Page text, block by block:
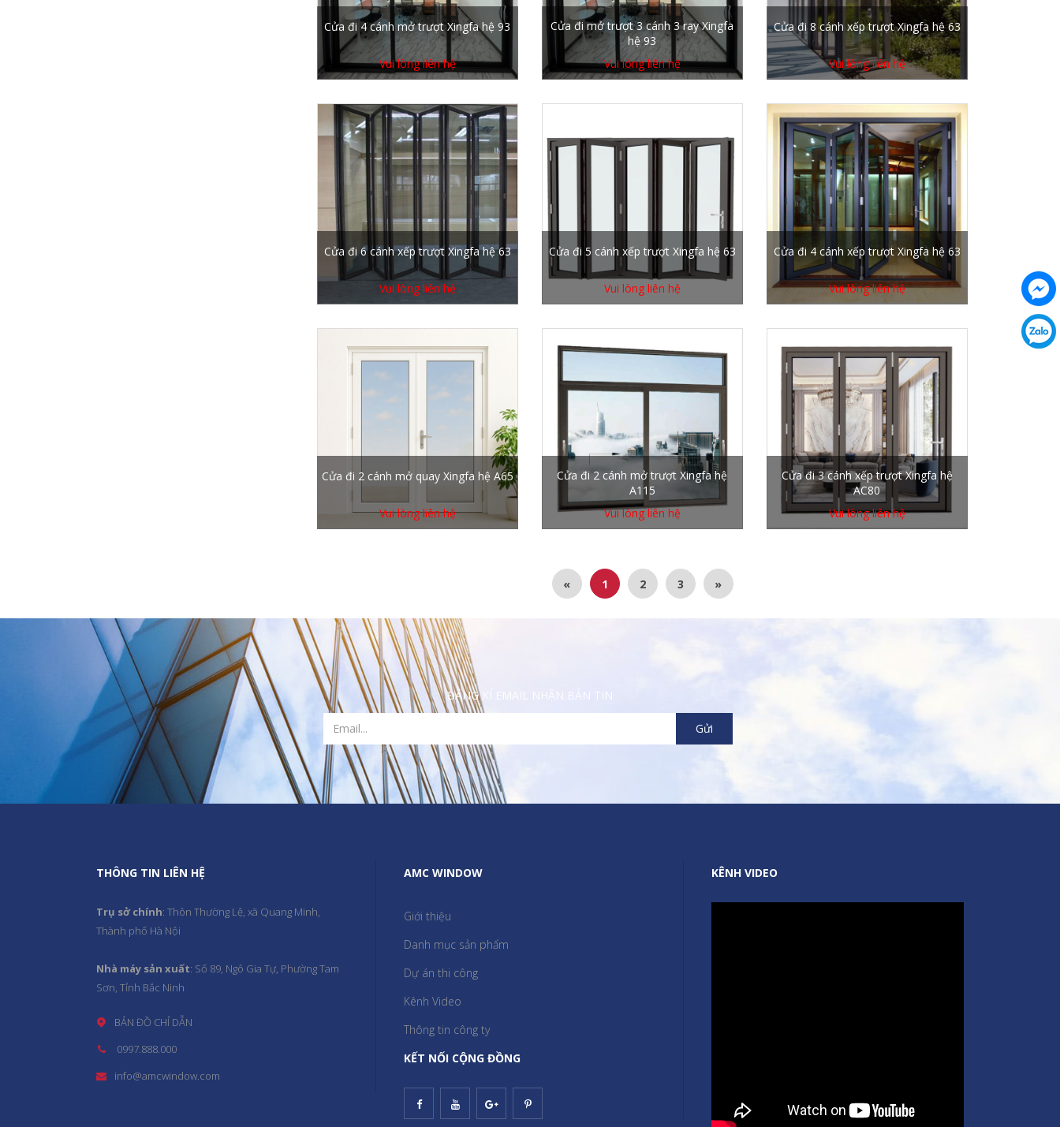
Cửa đi 4 cánh mở trượt Xingfa hệ 93
Vui lòng liên hệ
Cửa đi mở trượt 3 cánh 3 ray Xingfa
hệ 93
Vui lòng liên hệ
Cửa đi 8 cánh xếp trượt Xingfa hệ 63
Vui lòng liên hệ
Cửa đi 6 cánh xếp trượt Xingfa hệ 63
Vui lòng liên hệ
Cửa đi 5 cánh xếp trượt Xingfa hệ 63
Vui lòng liên hệ
Cửa đi 4 cánh xếp trượt Xingfa hệ 63
Vui lòng liên hệ
Cửa đi 2 cánh mở quay Xingfa hệ A65
Vui lòng liên hệ
Cửa đi 2 cánh mở trượt Xingfa hệ
A115
Vui lòng liên hệ
Cửa đi 3 cánh xếp trượt Xingfa hệ
AC80
Vui lòng liên hệ
« 1 2 3 »
ĐĂNG KÍ EMAIL NHẬN BẢN TIN
THÔNG TIN LIÊN HỆ
Trụ sở chính: Thôn Thường Lệ, xã Quang Minh,
Thành phố Hà Nội
Nhà máy sản xuất: Số 89, Ngô Gia Tự, Phường Tam
Sơn, Tỉnh Bắc Ninh
BẢN ĐỒ CHỈ DẪN
0997.888.000
info@amcwindow.com
AMC WINDOW
Giới thiệu
Danh mục sản phẩm
Dự án thi công
Kênh Video
Thông tin công ty
KẾT NỐI CỘNG ĐỒNG
KÊNH VIDEO